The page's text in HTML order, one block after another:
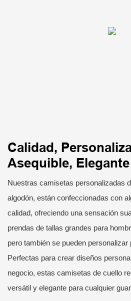
Calidad,
Asequible, Elegante
Nuestras camisetas personalizadas
algodón, están confeccionadas con
calidad, ofreciendo una sensación
prendas de tallas grandes para
pero también se pueden
Perfectas para crear diseños
negocio, estas camisetas de cuello
versátil y elegante para cualquier